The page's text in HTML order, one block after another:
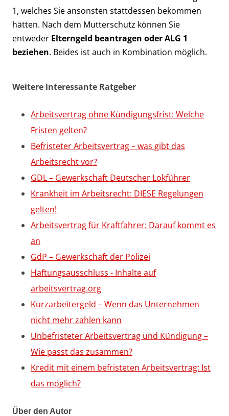
1, welches Sie ansonsten stattdessen bekommen
hätten. Nach dem Mutterschutz können Sie
entweder Elterngeld beantragen oder ALG 1
beziehen. Beides ist auch in Kombination möglich.
Weitere interessante Ratgeber
Arbeitsvertrag ohne Kündigungsfrist: Welche
Fristen gelten?
Befristeter Arbeitsvertrag – was gibt das
Arbeitsrecht vor?
GDL – Gewerkschaft Deutscher Lokführer
Krankheit im Arbeitsrecht: DIESE Regelungen
gelten!
Arbeitsvertrag für Kraftfahrer: Darauf kommt es
an
GdP – Gewerkschaft der Polizei
Haftungsausschluss - Inhalte auf
arbeitsvertrag.org
Kurzarbeitergeld – Wenn das Unternehmen
nicht mehr zahlen kann
Unbefristeter Arbeitsvertrag und Kündigung –
Wie passt das zusammen?
Kredit mit einem befristeten Arbeitsvertrag: Ist
das möglich?
Über den Autor